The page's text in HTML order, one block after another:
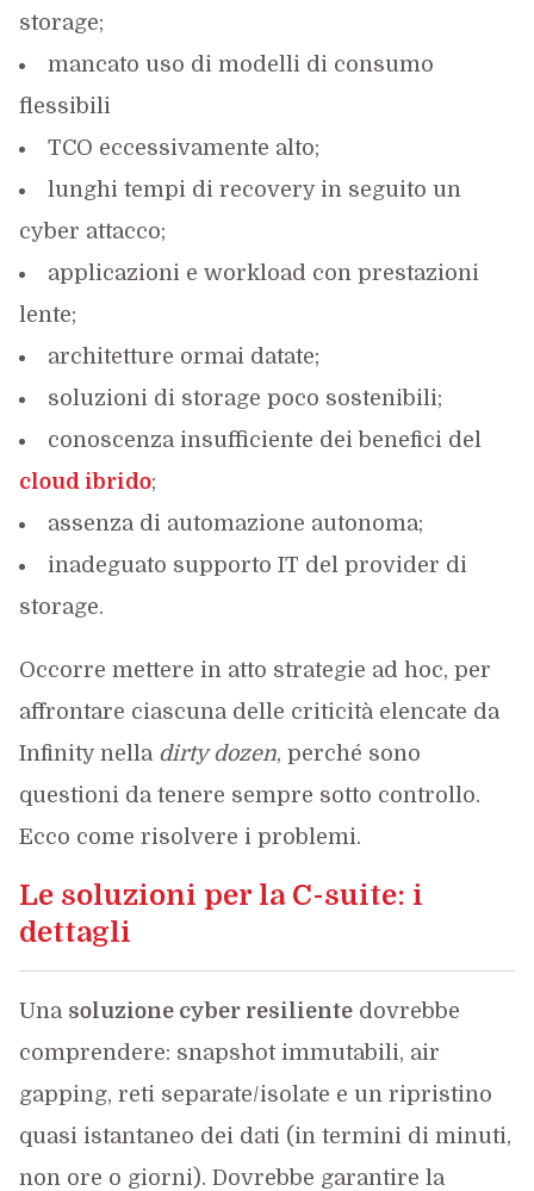
storage;
mancato uso di modelli di consumo
flessibili
TCO eccessivamente alto;
lunghi tempi di recovery in seguito un
cyber attacco;
applicazioni e workload con prestazioni
lente;
architetture ormai datate;
soluzioni di storage poco sostenibili;
conoscenza insufficiente dei benefici del
cloud ibrido;
assenza di automazione autonoma;
inadeguato supporto IT del provider di
storage.
Occorre mettere in atto strategie ad hoc, per
affrontare ciascuna delle criticità elencate da
Infinity nella dirty dozen, perché sono
questioni da tenere sempre sotto controllo.
Ecco come risolvere i problemi.
Le soluzioni per la C-suite: i
dettagli
Una soluzione cyber resilientedovrebbe
comprendere: snapshot immutabili, air
gapping, reti separate/isolate e un ripristino
quasi istantaneo dei dati (in termini di minuti,
non ore o giorni). Dovrebbe garantire la